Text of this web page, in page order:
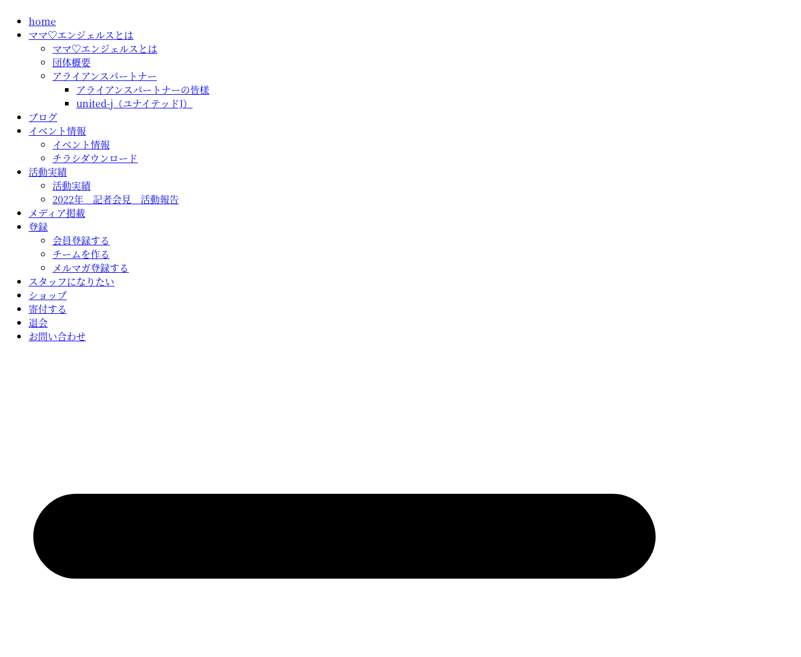
home
ママ♡エンジェルスとは
ママ♡エンジェルスとは
団体概要
アライアンスパートナー
アライアンスパートナーの皆様
united-j（ユナイテッドJ）
ブログ
イベント情報
イベント情報
チラシダウンロード
活動実績
活動実績
2022年 記者会見 活動報告
メディア掲載
登録
会員登録する
チームを作る
メルマガ登録する
スタッフになりたい
ショップ
寄付する
退会
お問い合わせ